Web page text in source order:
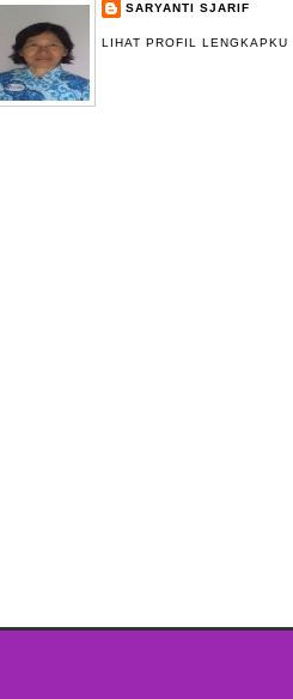
SARYANTI SJARIF
LIHAT PROFIL LENGKAPKU